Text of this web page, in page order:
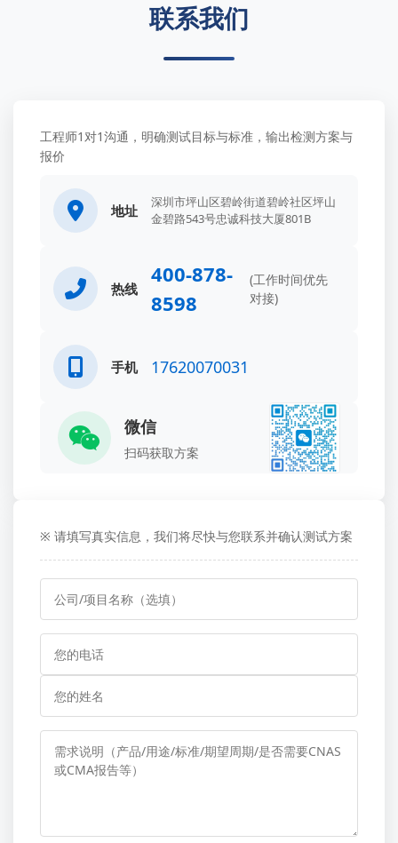
联系我们
工程师1对1沟通，明确测试目标与标准，输出检测方案与
报价
地址
深圳市坪山区碧岭街道碧岭社区坪山
金碧路543号忠诚科技大厦801B
热线
400-878-
8598
(工作时间优先
对接)
手机 17620070031
微信
扫码获取方案
※ 请填写真实信息，我们将尽快与您联系并确认测试方案